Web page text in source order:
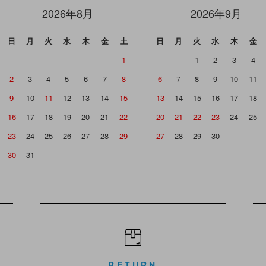
2026年8月
日 月 火 水 木 金
土
1
2
3 4 5 6 7
8
9
10 11 12 13 14
15
16
17 18 19 20 21
22
23
24 25 26 27 28
29
30
31
2026年9月
日 月 火 水 木 金
1
2 3 4
6
7 8 9 10 11
13
14 15 16 17 18
20
21 22 23 24 25
27
28 29 30